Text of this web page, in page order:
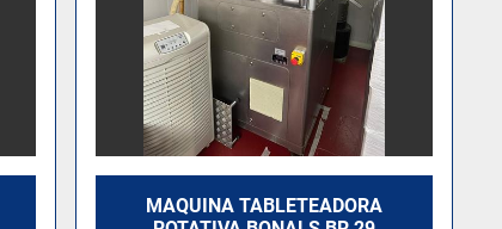
MAQUINA TABLETEADORA